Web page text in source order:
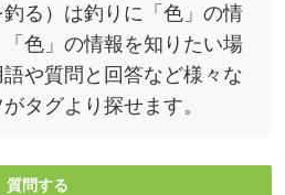
る）は釣りに「色」の情
色」の情報を知りたい場
や質問と回答など様々な
タグより探せます。
質問する